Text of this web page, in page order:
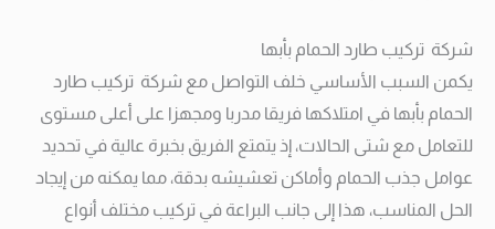
شركة تركيب طارد الحمام بأبها
يكمن السبب الأساسي خلف التواصل مع شركة تركيب طارد
الحمام بأبها في امتلاكها فريقا مدربا ومجهزا على أعلى مستوى
للتعامل مع شتى الحالات، إذ يتمتع الفريق بخبرة عالية في تحديد
عوامل جذب الحمام وأماكن تعشيشه بدقة، مما يمكنه من إيجاد
الحل المناسب، هذا إلى جانب البراعة في تركيب مختلف أنواع